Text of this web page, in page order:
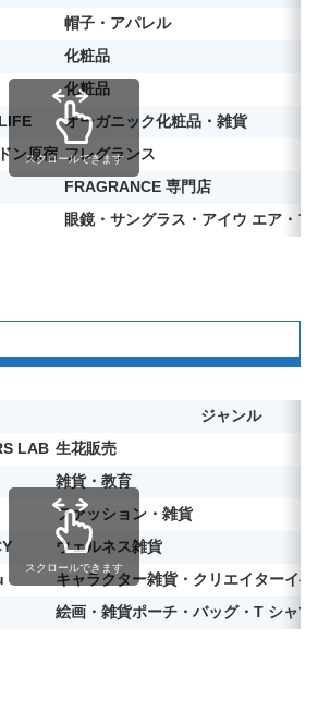
帽子・アパレル
化粧品
化粧品
オーガニック化粧品・雑貨
ン原宿 フレグランス
FRAGRANCE 専門店
眼鏡・サングラス・アイウ エア・
スクロールできます
ジャンル
LAB 生花販売
雑貨・教育
ファッション・雑貨
ウェルネス雑貨
キャラクター雑貨・クリエイターイベ
絵画・雑貨ポーチ・バッグ・T シャツ
スクロールできます